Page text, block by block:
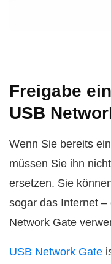
Freigabe
USB
Wenn Sie bereits
müssen Sie ihn
ersetzen. Sie
sogar das Internet
Network Gate
USB Network Gate